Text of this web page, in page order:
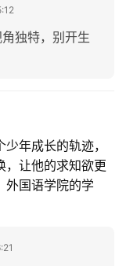
独特，别开生
年成长的轨迹，
，让他的求知欲更
外国语学院的学